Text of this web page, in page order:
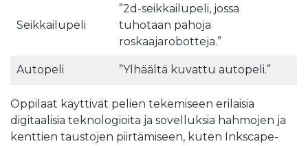
Seikkailupeli
”2d-seikkailupeli, jossa
tuhotaan pahoja
roskaajarobotteja.”
Autopeli ”Ylhäältä kuvattu autopeli.”
Oppilaat käyttivät pelien tekemiseen erilaisia
digitaalisia teknologioita ja sovelluksia hahmojen ja
kenttien taustojen piirtämiseen, kuten Inkscape-